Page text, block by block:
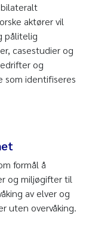
aktører vil
pålitelig
casestudier og
og
som identifiseres
formål å
og miljøgifter til
av elver og
uten overvåking.